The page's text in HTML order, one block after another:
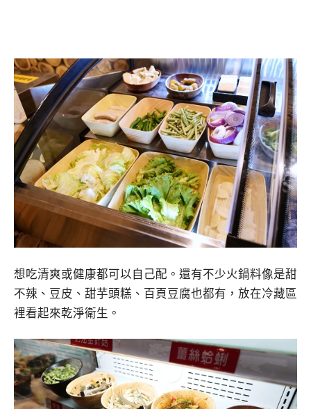
想吃清爽或健康都可以自己配。還有不少火鍋料像是甜
不辣、豆皮、甜芋頭糕、百頁豆腐也都有，放在冷藏區
裡看起來乾淨衛生。